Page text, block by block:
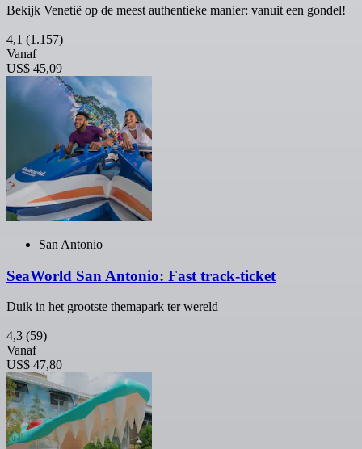
Bekijk Venetië op de meest authentieke manier: vanuit een gondel!
4,1 (1.157)
Vanaf
US$ 45,09
San Antonio
SeaWorld San Antonio: Fast track-ticket
Duik in het grootste themapark ter wereld
4,3 (59)
Vanaf
US$ 47,80